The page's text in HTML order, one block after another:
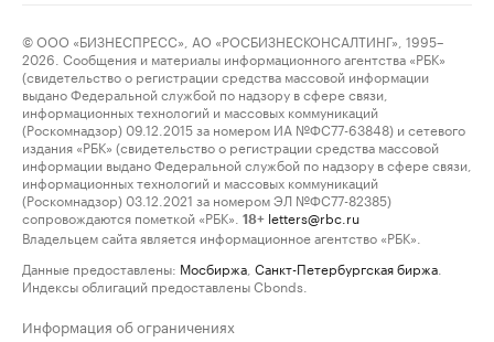
© ООО «БИЗНЕСПРЕСС», АО «РОСБИЗНЕСКОНСАЛТИНГ», 1995–
2026. Сообщения и материалы информационного агентства «РБК»
(свидетельство о регистрации средства массовой информации
выдано Федеральной службой по надзору в сфере связи,
информационных технологий и массовых коммуникаций
(Роскомнадзор) 09.12.2015 за номером ИА №ФС77-63848) и сетевого
издания «РБК» (свидетельство о регистрации средства массовой
информации выдано Федеральной службой по надзору в сфере связи,
информационных технологий и массовых коммуникаций
(Роскомнадзор) 03.12.2021 за номером ЭЛ №ФС77-82385)
сопровождаются пометкой «РБК».
18+ letters@rbc.ru
Владельцем сайта является информационное агентство «РБК».
Данные предоставлены: Мосбиржа Санкт-Петербургская биржа
Индексы облигаций предоставлены Cbonds.
Информация об ограничениях